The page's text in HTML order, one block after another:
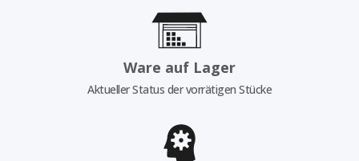
Ware auf Lager
Aktueller Status der vorrätigen Stücke